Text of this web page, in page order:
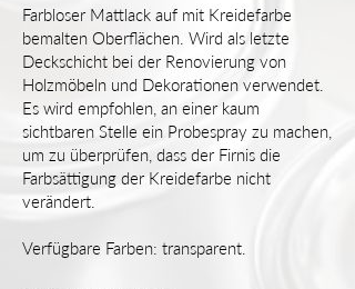
Farbloser Mattlack auf mit Kreidefarbe
bemalten Oberflächen. Wird als letzte
Deckschicht bei der Renovierung von
Holzmöbeln und Dekorationen verwendet.
Es wird empfohlen, an einer kaum
sichtbaren Stelle ein Probespray zu machen,
um zu überprüfen, dass der Firnis die
Farbsättigung der Kreidefarbe nicht
verändert.
Verfügbare Farben: transparent.